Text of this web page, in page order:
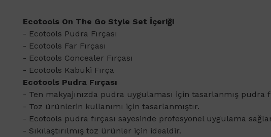
​Ecotools On The Go Style Set İçeriği
- Ecotools Pudra Fırçası
- Ecotools Far Fırçası
- Ecotools Concealer Fırçası
- Ecotools Kabuki Fırça
Ecotools Pudra Fırçası
​- Ten makyajınızda pudra uygulaması için tasarlanmış pudra
- Toz ürünlerin kullanımı için tasarlanmıştır.
- Ecotools pudra fırçası sayesinde profesyonel uygulama
- Sıkılaştırılmış toz ürünler için idealdir.